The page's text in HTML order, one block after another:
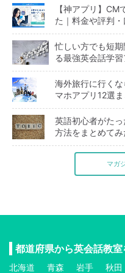
【神アプリ】
た｜料金や評判
忙しい方でも短
る最強英会話学
海外旅行に行く
マホアプリ12選ま
英語初心者がた
方法をまとめてみ
マガ
都道府県から英会話教
北海道 青森 岩手 秋田